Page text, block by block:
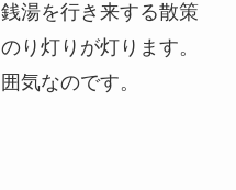
湯を行き来する散策
り灯りが灯ります。
気なのです。